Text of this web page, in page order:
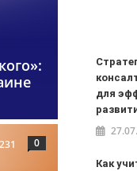
231 0
для
Как